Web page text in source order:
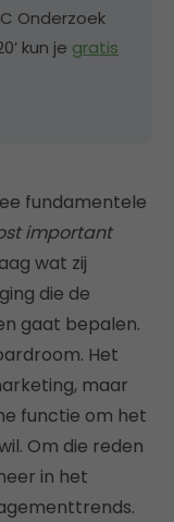
Onderzoek
kun je gratis
fundamentele
important
wat zij
die de
gaat bepalen.
Het
maar
functie om het
Om die reden
in het